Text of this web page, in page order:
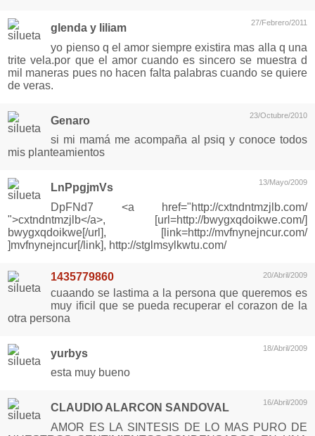
27/Febrero/2011
glenda y liliam
yo pienso q el amor siempre existira mas alla q una
trite vela.por que el amor cuando es sincero se muestra d
mil maneras pues no hacen falta palabras cuando se quiere
de veras.
23/Octubre/2010
Genaro
si mi mamá me acompaña al psiq y conoce todos
mis planteamientos
13/Mayo/2009
LnPpgjmVs
DpFNd7 <a href="http://cxtndntmzjlb.com/
">cxtndntmzjlb</a>, [url=http://bwygxqdoikwe.com/]
bwygxqdoikwe[/url], [link=http://mvfnynejncur.com/
]mvfnynejncur[/link], http://stglmsylkwtu.com/
20/Abril/2009
1435779860
cuaando se lastima a la persona que queremos es
muy ificil que se pueda recuperar el corazon de la
otra persona
18/Abril/2009
yurbys
esta muy bueno
16/Abril/2009
CLAUDIO ALARCON SANDOVAL
AMOR ES LA SINTESIS DE LO MAS PURO DE